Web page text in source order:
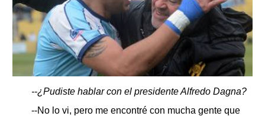
--¿Pudiste hablar con el presidente Alfredo Dagna?
--No lo vi, pero me encontré con mucha gente que